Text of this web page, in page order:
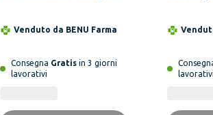
Bluetooth, oltre 100
monitor della
glicemia e della
Venduto da BENU Farma
Consegna Gratisin 3 giorni
lavorativi
lavorativi